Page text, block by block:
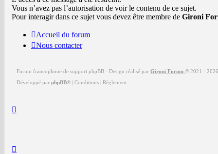
Vous n’avez pas l’autorisation de voir le contenu de ce sujet.
Pour interagir dans ce sujet vous devez être membre de Gironi
Accueil du forum
Nous contacter
Forum francophone de support phpBB - Design réalisé par Gironi Forum © 2021 - 2026
Développé par phpBB® | Conditions | Règlement